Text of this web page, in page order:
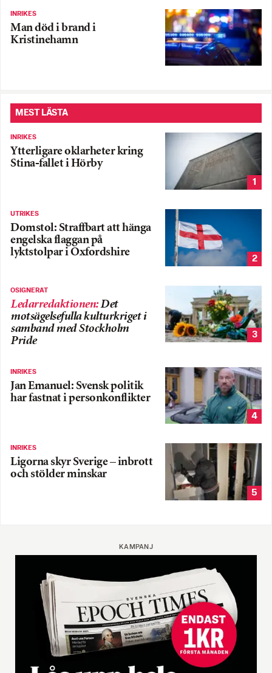
INRIKES
Man död i brand i
Kristinehamn
MEST LÄSTA
INRIKES
Ytterligare oklarheter kring
Stina-fallet i Hörby
1
UTRIKES
Domstol: Straffbart att hänga
engelska flaggan på
lyktstolpar i Oxfordshire
2
OSIGNERAT
Ledarredaktionen:Det
motsägelsefulla kulturkriget i
samband med Stockholm
Pride
3
INRIKES
Jan Emanuel: Svensk politik
har fastnat i personkonflikter
4
INRIKES
Ligorna skyr Sverige – inbrott
och stölder minskar
5
KAMPANJ